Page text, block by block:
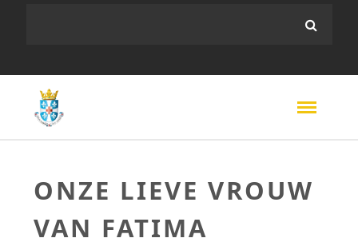
ONZE LIEVE VROUW
VAN FATIMA